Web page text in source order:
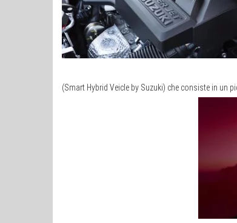
(Smart Hybrid Veicle by Suzuki) che consiste in un